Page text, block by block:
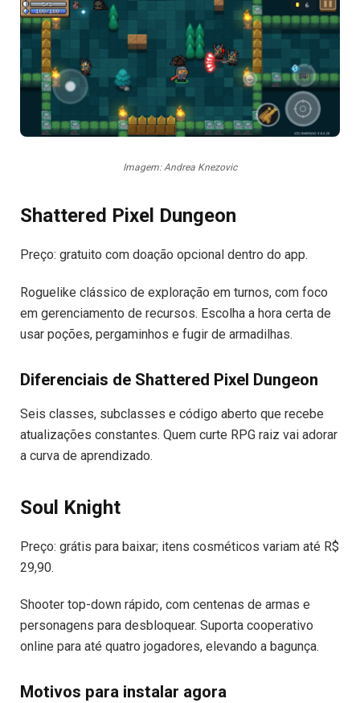
Imagem: Andrea Knezovic
Shattered Pixel Dungeon
Preço: gratuito com doação opcional dentro do app.
Roguelike clássico de exploração em turnos, com foco
em gerenciamento de recursos. Escolha a hora certa de
usar poções, pergaminhos e fugir de armadilhas.
Diferenciais de Shattered Pixel Dungeon
Seis classes, subclasses e código aberto que recebe
atualizações constantes. Quem curte RPG raiz vai adorar
a curva de aprendizado.
Soul Knight
Preço: grátis para baixar; itens cosméticos variam até R$
29,90.
Shooter top-down rápido, com centenas de armas e
personagens para desbloquear. Suporta cooperativo
online para até quatro jogadores, elevando a bagunça.
Motivos para instalar agora